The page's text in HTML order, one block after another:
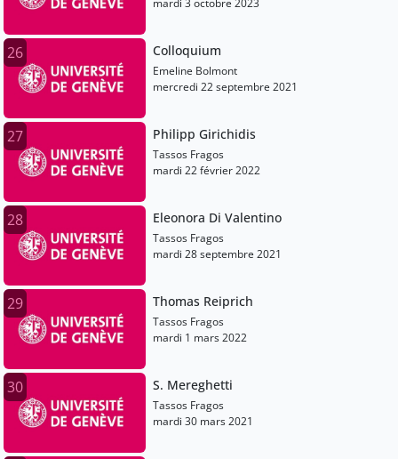
mardi 3 octobre 2023
26 Colloquium
Emeline Bolmont
mercredi 22 septembre 2021
27 Philipp Girichidis
Tassos Fragos
mardi 22 février 2022
28 Eleonora Di Valentino
Tassos Fragos
mardi 28 septembre 2021
29 Thomas Reiprich
Tassos Fragos
mardi 1 mars 2022
30 S. Mereghetti
Tassos Fragos
mardi 30 mars 2021